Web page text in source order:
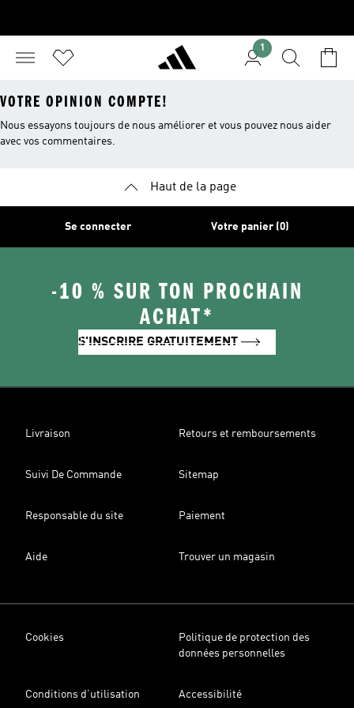
1
VOTRE OPINION COMPTE!
Nous essayons toujours de nous améliorer et vous pouvez nous aider
avec vos commentaires.
Haut de la page
Se connecter Votre panier (0)
-10 % SUR TON PROCHAIN
ACHAT*
S'INSCRIRE GRATUITEMENT
Livraison Retours et remboursements
Suivi De Commande Sitemap
Responsable du site Paiement
Aide Trouver un magasin
Cookies
Politique de protection des
données personnelles
Conditions d’utilisation Accessibilité